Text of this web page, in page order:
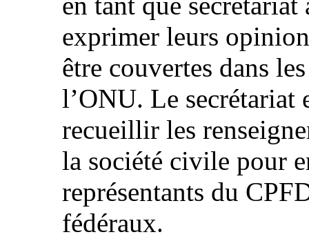
exprimer leurs
être couvertes dans
l’ONU. Le secrétariat
recueillir les
la société civile pour
représentants du
fédéraux.